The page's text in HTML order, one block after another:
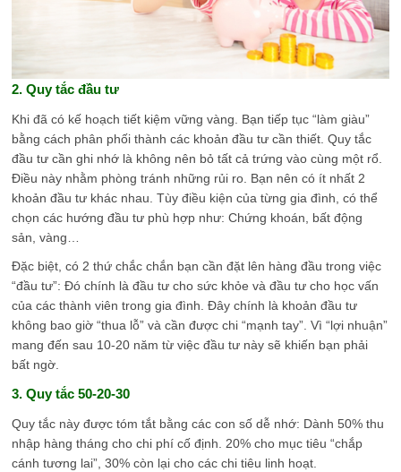
2. Quy tắc đầu tư
Khi đã có kế hoạch tiết kiệm vững vàng. Bạn tiếp tục “làm giàu”
bằng cách phân phối thành các khoản đầu tư cần thiết. Quy tắc
đầu tư cần ghi nhớ là không nên bỏ tất cả trứng vào cùng một rổ.
Điều này nhằm phòng tránh những rủi ro. Bạn nên có ít nhất 2
khoản đầu tư khác nhau. Tùy điều kiện của từng gia đình, có thể
chọn các hướng đầu tư phù hợp như: Chứng khoán, bất động
sản, vàng…
Đặc biệt, có 2 thứ chắc chắn bạn cần đặt lên hàng đầu trong việc
“đầu tư”: Đó chính là đầu tư cho sức khỏe và đầu tư cho học vấn
của các thành viên trong gia đình. Đây chính là khoản đầu tư
không bao giờ “thua lỗ” và cần được chi “mạnh tay”. Vì “lợi nhuận”
mang đến sau 10-20 năm từ việc đầu tư này sẽ khiến bạn phải
bất ngờ.
3. Quy tắc 50-20-30
Quy tắc này được tóm tắt bằng các con số dễ nhớ: Dành 50% thu
nhập hàng tháng cho chi phí cố định. 20% cho mục tiêu “chắp
cánh tương lai”, 30% còn lại cho các chi tiêu linh hoạt.